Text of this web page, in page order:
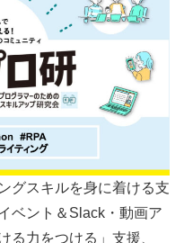
グスキルを身に着ける支
ベント＆Slack・動画ア
る力をつける」支援、